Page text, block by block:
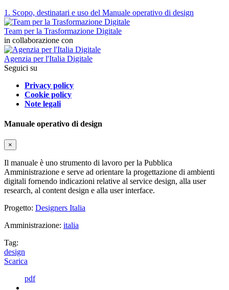
1. Scopo, destinatari e uso del Manuale operativo di design
Team per la Trasformazione Digitale
in collaborazione con
Agenzia per l'Italia Digitale
Seguici su
Privacy policy
Cookie policy
Note legali
Manuale operativo di design
×
Il manuale è uno strumento di lavoro per la Pubblica
Amministrazione e serve ad orientare la progettazione di ambienti
digitali fornendo indicazioni relative al service design, alla user
research, al content design e alla user interface.
Progetto: Designers Italia
Amministrazione: italia
Tag:
design
Scarica
pdf